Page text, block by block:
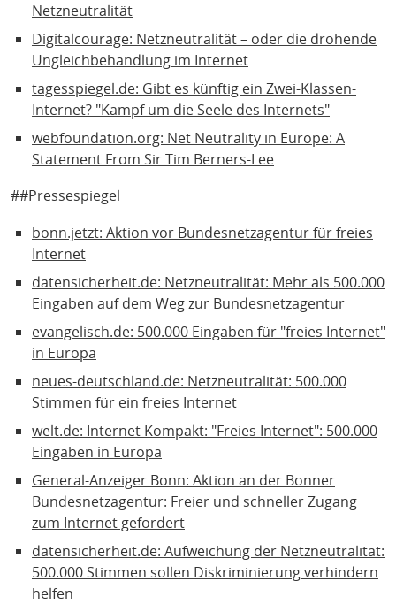
Netzneutralität
Digitalcourage: Netzneutralität – oder die drohende
Ungleichbehandlung im Internet
tagesspiegel.de: Gibt es künftig ein Zwei-Klassen-
Internet? "Kampf um die Seele des Internets"
webfoundation.org: Net Neutrality in Europe: A
Statement From Sir Tim Berners-Lee
##Pressespiegel
bonn.jetzt: Aktion vor Bundesnetzagentur für freies
Internet
datensicherheit.de: Netzneutralität: Mehr als 500.000
Eingaben auf dem Weg zur Bundesnetzagentur
evangelisch.de: 500.000 Eingaben für "freies Internet"
in Europa
neues-deutschland.de: Netzneutralität: 500.000
Stimmen für ein freies Internet
welt.de: Internet Kompakt: "Freies Internet": 500.000
Eingaben in Europa
General-Anzeiger Bonn: Aktion an der Bonner
Bundesnetzagentur: Freier und schneller Zugang
zum Internet gefordert
datensicherheit.de: Aufweichung der Netzneutralität:
500.000 Stimmen sollen Diskriminierung verhindern
helfen